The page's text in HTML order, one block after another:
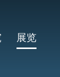
展览